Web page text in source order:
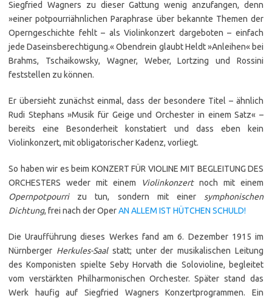
Siegfried Wagners zu dieser Gattung wenig anzufangen, denn
»einer potpourriähnlichen Paraphrase über bekannte Themen der
Operngeschichte fehlt – als Violinkonzert dargeboten – einfach
jede Daseinsberechtigung.« Obendrein glaubt Heldt »Anleihen« bei
Brahms, Tschaikowsky, Wagner, Weber, Lortzing und Rossini
feststellen zu können.
Er übersieht zunächst einmal, dass der besondere Titel – ähnlich
Rudi Stephans »Musik für Geige und Orchester in einem Satz« –
bereits eine Besonderheit konstatiert und dass eben kein
Violinkonzert, mit obligatorischer Kadenz, vorliegt.
So haben wir es beim KONZERT FÜR VIOLINE MIT BEGLEITUNG DES
ORCHESTERS weder mit einem Violinkonzertnoch mit einem
Opernpotpourrizu tun, sondern mit einer symphonischen
Dichtung, frei nach der OperAN ALLEM IST HÜTCHEN SCHULD!
Die Uraufführung dieses Werkes fand am 6. Dezember 1915 im
Nürnberger Herkules-Saalstatt; unter der musikalischen Leitung
des Komponisten spielte Seby Horvath die Solovioline, begleitet
vom verstärkten Philharmonischen Orchester. Später stand das
Werk haufig auf Siegfried Wagners Konzertprogrammen. Ein